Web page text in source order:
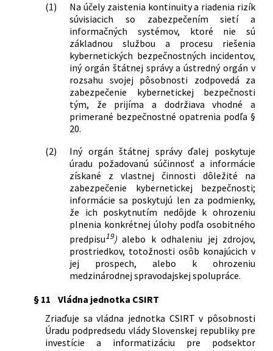
(1)
Na účely zaistenia kontinuity a riadenia rizík
súvisiacich so zabezpečením sietí a
informačných systémov, ktoré nie sú
základnou službou a procesu riešenia
kybernetických bezpečnostných incidentov,
iný orgán štátnej správy a ústredný orgán v
rozsahu svojej pôsobnosti zodpovedá za
zabezpečenie kybernetickej bezpečnosti
tým, že prijíma a dodržiava vhodné a
primerané bezpečnostné opatrenia podľa §
20.
(2)
Iný orgán štátnej správy ďalej poskytuje
úradu požadovanú súčinnosť a informácie
získané z vlastnej činnosti dôležité na
zabezpečenie kybernetickej bezpečnosti;
informácie sa poskytujú len za podmienky,
že ich poskytnutím nedôjde k ohrozeniu
plnenia konkrétnej úlohy podľa osobitného
predpisu19) alebo k odhaleniu jej zdrojov,
prostriedkov, totožnosti osôb konajúcich v
jej prospech, alebo k ohrozeniu
medzinárodnej spravodajskej spolupráce.
§ 11
Vládna jednotka CSIRT
Zriaďuje sa vládna jednotka CSIRT v pôsobnosti
Úradu podpredsedu vlády Slovenskej republiky pre
investície a informatizáciu pre podsektor